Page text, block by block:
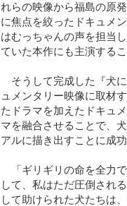
れらの映像から福島の原
に焦点を絞ったドキュメ
はむっちゃんの声を担当
ていた本作にも主演するこ
そうして完成した『犬
ュメンタリー映像に取材
たドラマを加えたドキュ
マを融合させることで、
アルに描き出すことに成功
「ギリギリの命を全力
して、私はただ圧倒され
して助けられた犬たちは